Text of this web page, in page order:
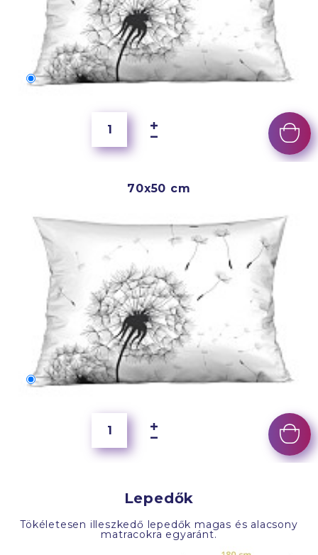
60x40 cm
70x50 cm
70x50 cm
Lepedők
Tökéletesen illeszkedő lepedők magas és alacsony
matracokra egyaránt.